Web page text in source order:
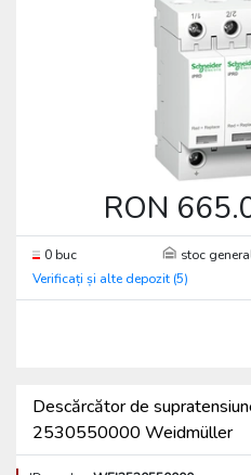
RON
0 buc
stoc
Verificați și alte depozit (5)
Descărcător de
2530550000 Weidmüller